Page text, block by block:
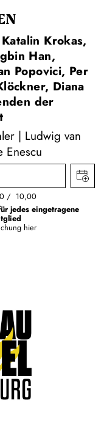
Krokas,
Han,
Popovici, Per
Diana
der
| Ludwig van
Enescu
10,00
jedes eingetragene
hier